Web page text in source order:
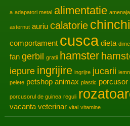
a adapatori metal alimentatie
asternut auriu calatorie
comportament cusca dieta
fan gerbil gratii hamster
iepure ingrijire ingrijre jucarii lemn
pelete petshop animax plastic porcusor
porcusorul de guinea reguli
vacanta veterinar vital vitamine